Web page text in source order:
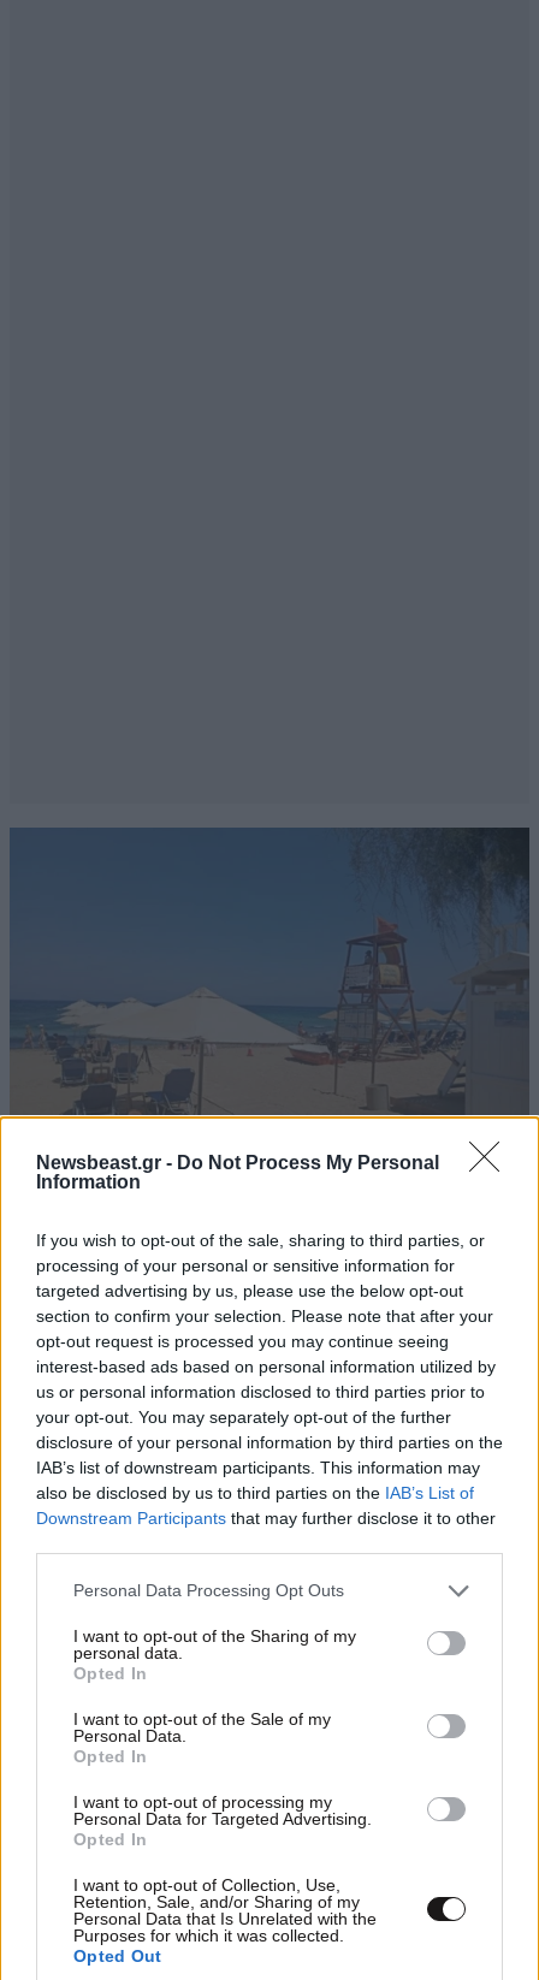
Newsbeast.gr - Do Not Process My Personal
Information
If you wish to opt-out of the sale, sharing to third parties, or
processing of your personal or sensitive information for
targeted advertising by us, please use the below opt-out
section to confirm your selection. Please note that after your
opt-out request is processed you may continue seeing
interest-based ads based on personal information utilized by
us or personal information disclosed to third parties prior to
your opt-out. You may separately opt-out of the further
disclosure of your personal information by third parties on the
IAB’s list of downstream participants. This information may
also be disclosed by us to third parties on the IAB’s List of
Downstream Participants that may further disclose it to other
Please note that this website/app uses one or more Google
not limited to your visit or usage behaviour. You may click to
grant or deny consent to Google and its third-party tags to
use your data for below specified purposes in below Google
consent section.
Personal Data Processing Opt Outs
I want to opt-out of the Sharing of my
personal data.
Opted In
I want to opt-out of the Sale of my
Personal Data.
Opted In
I want to opt-out of processing my
Personal Data for Targeted Advertising.
Opted In
I want to opt-out of Collection, Use,
Retention, Sale, and/or Sharing of my
Personal Data that Is Unrelated with the
Purposes for which it was collected.
Opted Out
ΕΛΛΑΔΑ06·08·2026 21:47
– Τι λένε μάρτυρες για τη 42χρονη Ολλανδή
που πνίγηκε προσπαθώντας να σώσει τη φίλη
της
LIFESTYLE06·08·2026 16:11
Βλαδίμηρος Κυριακίδης: «Δεν πιστεύω στον